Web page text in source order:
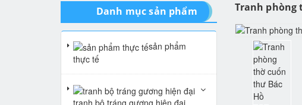
Tranh phòng
Danh mục sản phẩm
sản phẩm
thực tế
tranh bộ tráng gương hiện đại